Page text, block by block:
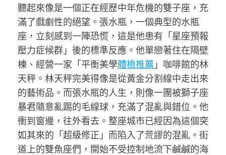
聽起來像是一個正在經歷中年危機的雙子座，充
滿了戲劇性的絕望。張水瓶，一個典型的水瓶
座，立刻感到一陣恐慌，這是他患有「星座預報
壓力症候群」後的標準反應。他單戀著住在隔壁
棟、經營一家「平衡美學體檢推薦 」咖啡館的林
天秤。林天秤完美得像是從黃金分割線中走出來
的藝術品。而張水瓶的人生，則像一團被獅子座
暴君隨意亂踢的毛線球，充滿了混亂與錯位。他
衝到窗邊，往外看去。整座城市已經因為這個突
如其來的「超級修正」而陷入了荒謬的混亂。街
道上的雙魚座們，開始不受控制地流下鹹鹹的海